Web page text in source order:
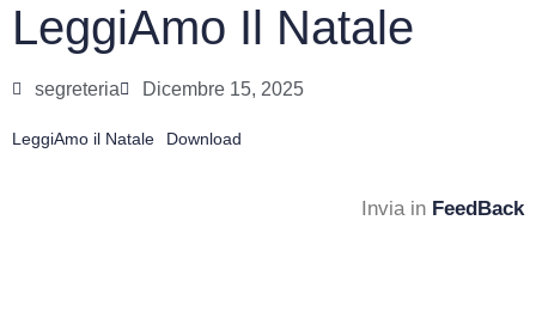
LeggiAmo Il Natale
segreteria Dicembre 15, 2025
LeggiAmo il Natale Download
Invia in FeedBack